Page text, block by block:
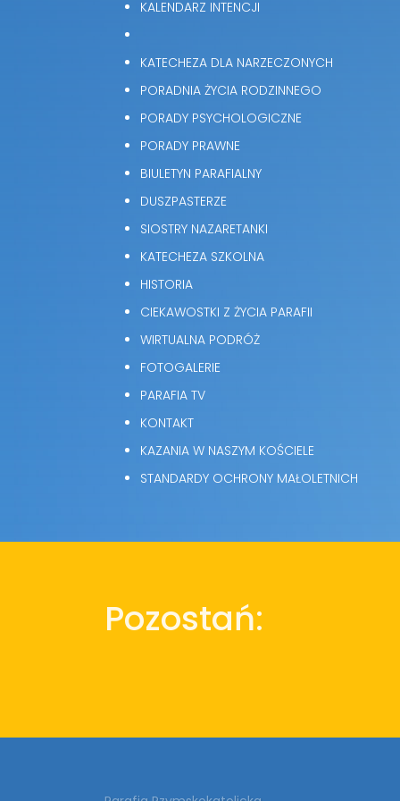
KALENDARZ INTENCJI
KATECHEZA DLA NARZECZONYCH
PORADNIA ŻYCIA RODZINNEGO
PORADY PSYCHOLOGICZNE
PORADY PRAWNE
BIULETYN PARAFIALNY
DUSZPASTERZE
SIOSTRY NAZARETANKI
KATECHEZA SZKOLNA
HISTORIA
CIEKAWOSTKI Z ŻYCIA PARAFII
WIRTUALNA PODRÓŻ
FOTOGALERIE
PARAFIA TV
KONTAKT
KAZANIA W NASZYM KOŚCIELE
STANDARDY OCHRONY MAŁOLETNICH
Pozostań: